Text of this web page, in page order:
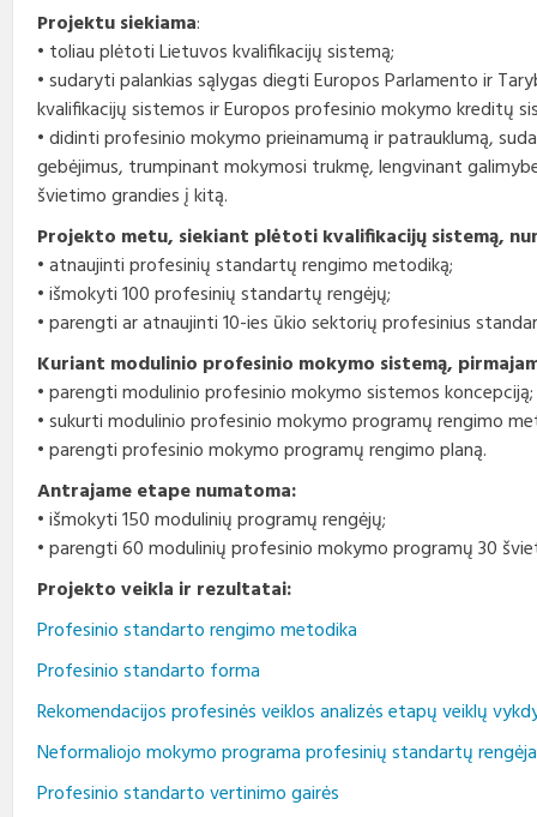
Konkursai
Karjera
Projektu siekiama:
• toliau plėtoti Lietuvos kvalifikacijų sistemą;
• sudaryti palankias sąlygas diegti Europos Parlamento ir
kvalifikacijų sistemos ir Europos profesinio mokymo kreditų
• didinti profesinio mokymo prieinamumą ir patrauklumą,
gebėjimus, trumpinant mokymosi trukmę, lengvinant
švietimo grandies į kitą.
Projekto metu, siekiant plėtoti kvalifikacijų sistemą,
• atnaujinti profesinių standartų rengimo metodiką;
• išmokyti 100 profesinių standartų rengėjų;
• parengti ar atnaujinti 10-ies ūkio sektorių profesinius
Kuriant modulinio profesinio mokymo sistemą,
• parengti modulinio profesinio mokymo sistemos koncepciją;
• sukurti modulinio profesinio mokymo programų rengimo
• parengti profesinio mokymo programų rengimo planą.
Antrajame etape numatoma:
• išmokyti 150 modulinių programų rengėjų;
• parengti 60 modulinių profesinio mokymo programų 30
Projekto veikla ir rezultatai:
Profesinio standarto rengimo metodika
Profesinio standarto forma
Rekomendacijos profesinės veiklos analizės etapų veiklų
Neformaliojo mokymo programa profesinių standartų
Profesinio standarto vertinimo gairės